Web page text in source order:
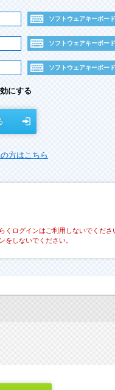
ソフトウェアキーボード
ソフトウェアキーボード
ソフトウェアキーボード
にする
方はこちら
ログインはご利用しないでくださ
をしないでください。